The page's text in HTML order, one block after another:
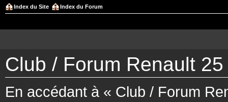
Index du Site Index du Forum
Club / Forum Renault
En accédant à « Club / Forum